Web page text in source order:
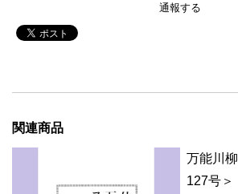
通報する
関連商品
万能川
127号＞